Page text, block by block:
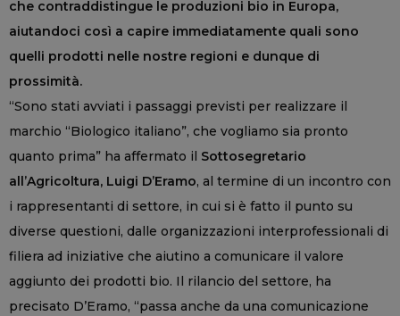
che contraddistingue le produzioni bio in Europa,
aiutandoci così a capire immediatamente quali sono
quelli prodotti nelle nostre regioni e dunque di
prossimità.
“Sono stati avviati i passaggi previsti per realizzare il
marchio “Biologico italiano”, che vogliamo sia pronto
quanto prima” ha affermato il Sottosegretario
all’Agricoltura, Luigi D’Eramo, al termine di un incontro con
i rappresentanti di settore, in cui si è fatto il punto su
diverse questioni, dalle organizzazioni interprofessionali di
filiera ad iniziative che aiutino a comunicare il valore
aggiunto dei prodotti bio. Il rilancio del settore, ha
precisato D’Eramo, “passa anche da una comunicazione